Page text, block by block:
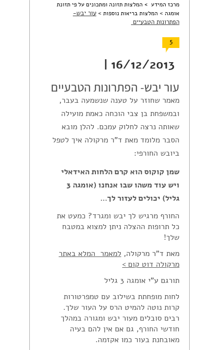
מרכז המידע > המלצות תזונה ומתכונים על פי תזונת
אומגה > המלצות בריאות נוספות > עור יבש-
הפתרונות הטבעיים
5
16/12/2013 |
עור יבש- הפתרונות הטבעיים
מאמר שחוזר על טענה שנשמעה בעבר,
ובמשפחת בן צבי הוכחה כאמת מועילה
שאותה נרצה לחלוק עמכם. להלן מובא
הסבר מלומד מאת ד"ר מרקולה איך לטפל
ביובש החורפי:
שמן קוקוס הוא קרם הלחות האידאלי
ויש עוד משהו שבו אנחנו (אומגה 3
גליל) יכולים לעזור לך…
החורף מרגיש לך יבש ומגרד? כמעט את
כל תרופות ההצלה ניתן למצוא במטבח
שלך!
מאת ד"ר מרקולה, למאמר המלא באתר
מרקולה דוט קום >
תורגם ע"י אומגה 3 גליל
לחות מופחתת בשילוב עם טמפרטורות
קרות נוטה להמיט הרס על העור שלך.
רבים סובלים מעור יבש ומגורה במהלך
חודשי החורף, גם אם אין להם בעיה
מאובחנת בעור כמו אקזמה.